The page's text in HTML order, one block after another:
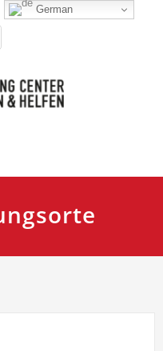
Retten
German